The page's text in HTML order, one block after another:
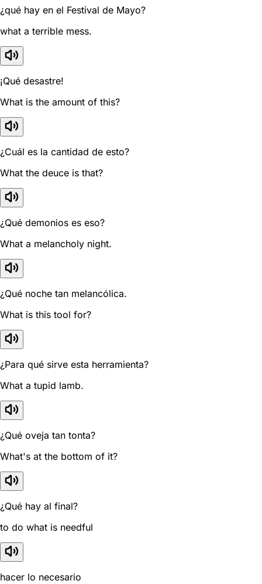
¿qué hay en el Festival de Mayo?
what a terrible mess.
¡Qué desastre!
What is the amount of this?
¿Cuál es la cantidad de esto?
What the deuce is that?
¿Qué demonios es eso?
What a melancholy night.
¿Qué noche tan melancólica.
What is this tool for?
¿Para qué sirve esta herramienta?
What a tupid lamb.
¿Qué oveja tan tonta?
What's at the bottom of it?
¿Qué hay al final?
to do what is needful
hacer lo necesario